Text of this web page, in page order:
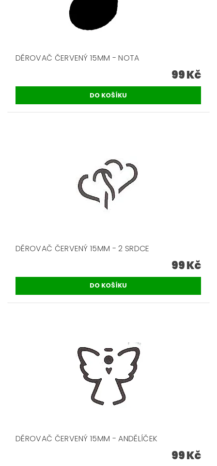
DĚROVAČ ČERVENÝ 15MM - NOTA
99 Kč
DĚROVAČ ČERVENÝ 15MM - 2 SRDCE
99 Kč
DĚROVAČ ČERVENÝ 15MM - ANDĚLÍČEK
99 Kč